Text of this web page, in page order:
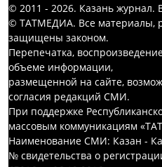
© 2011 - 2026. Казань
© ТАТМЕДИА. Все материалы,
защищены законом.
Перепечатка,
объеме информации,
размещенной на сайте,
согласия редакций СМИ.
При поддержке
массовым коммуникациям
Наименование СМИ: Казан -
№ свидетельства о